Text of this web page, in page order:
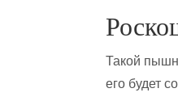
Такой
его будет